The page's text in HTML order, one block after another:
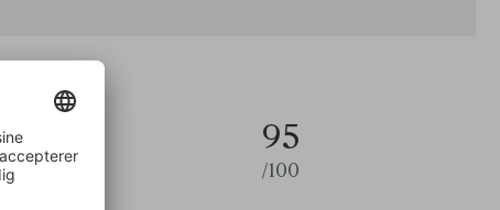
95
/100